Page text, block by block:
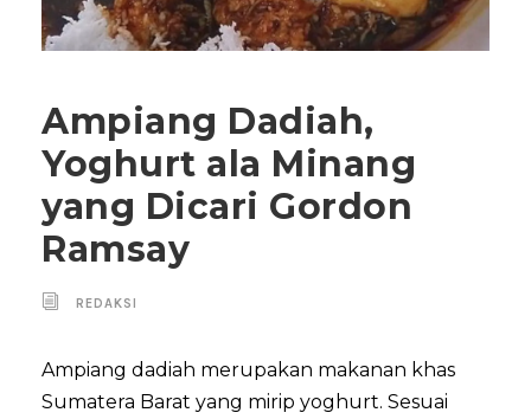
Ampiang Dadiah,
Yoghurt ala Minang
yang Dicari Gordon
Ramsay
REDAKSI
Ampiang dadiah merupakan makanan khas
Sumatera Barat yang mirip yoghurt. Sesuai